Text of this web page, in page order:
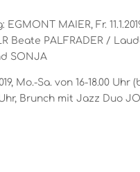
MAIER, Fr.
Beate PALFRADER /
SONJA
Mo.-Sa. von 16-18.00 Uhr
Uhr, Brunch mit Jazz Duo